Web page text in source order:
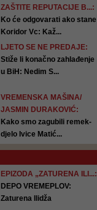
ZAŠTITE REPUTACIJE B...:
Ko će odgovarati ako stane
Koridor Vc: Kaž...
LJETO SE NE PREDAJE:
Stiže li konačno zahlađenje
u BiH: Nedim S...
VREMENSKA MAŠINA/
JASMIN DURAKOVIĆ:
Kako smo zagubili remek-
djelo Ivice Matić...
EPIZODA „ZATURENA ILI...:
DEPO VREMEPLOV:
Zaturena Ilidža